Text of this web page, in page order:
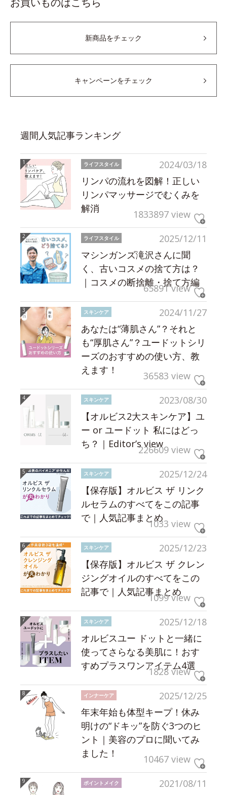
新商品をチェック
キャンペーンをチェック
週間人気記事ランキング
2024/03/18
ライフスタイル
リンパの流れを図解！正しい
リンパマッサージでむくみを
解消
1833897 view
2025/12/11
ライフスタイル
マシンガンズ滝沢さんに聞
く、古いコスメの捨て方は？
｜コスメの断捨離・捨て方編
65891 view
2024/11/27
スキンケア
あなたは“薄肌さん”？それと
も“厚肌さん”？ユードットシリ
ーズのおすすめの使い方、教
えます！
36583 view
2023/08/30
スキンケア
【オルビス2大スキンケア】ユ
ー or ユードット 私にはどっ
ち？｜Editor’s view226609 view
2025/12/24
スキンケア
【保存版】オルビス ザ リンク
ルセラムのすべてをこの記事
で｜人気記事まとめ1033 view
2025/12/23
スキンケア
【保存版】オルビス ザ クレン
ジングオイルのすべてをこの
記事で｜人気記事まとめ
1099 view
2025/12/18
スキンケア
オルビスユー ドットと一緒に
使ってさらなる美肌に！おす
すめプラスワンアイテム4選
1828 view
2025/12/25
インナーケア
年末年始も体型キープ！休み
明けの“ドキッ”を防ぐ3つのヒ
ント｜美容のプロに聞いてみ
ました！
10467 view
2021/08/11
ポイントメイク